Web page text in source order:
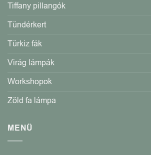
Tiffany pillangók
Tündérkert
Türkiz fák
Virág lámpák
Workshopok
Zöld fa lámpa
MENÜ